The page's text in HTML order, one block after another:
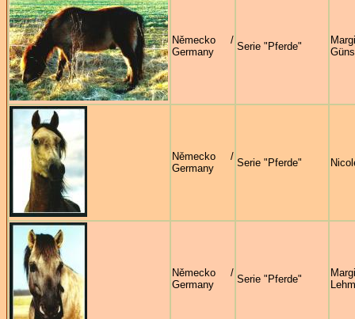
Německo /
Germany
Serie "Pferde"
Německo /
Germany
Serie "Pferde"
Německo /
Germany
Serie "Pferde"